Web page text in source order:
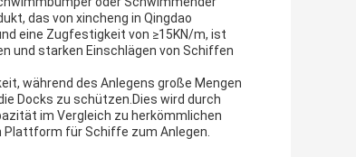
das von xincheng in Qingdao
eine Zugfestigkeit von ≥15KN/m, ist
und starken Einschlägen von Schiffen
während des Anlegens große Mengen
Docks zu schützen.Dies wird durch
im Vergleich zu herkömmlichen
für Schiffe zum Anlegen.